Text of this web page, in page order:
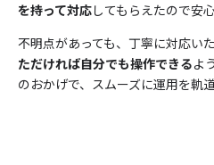
を持って対応してもらえたので安
不明点があっても、丁寧に対応い
ただければ自分でも操作できるよ
のおかげで、スムーズに運用を軌